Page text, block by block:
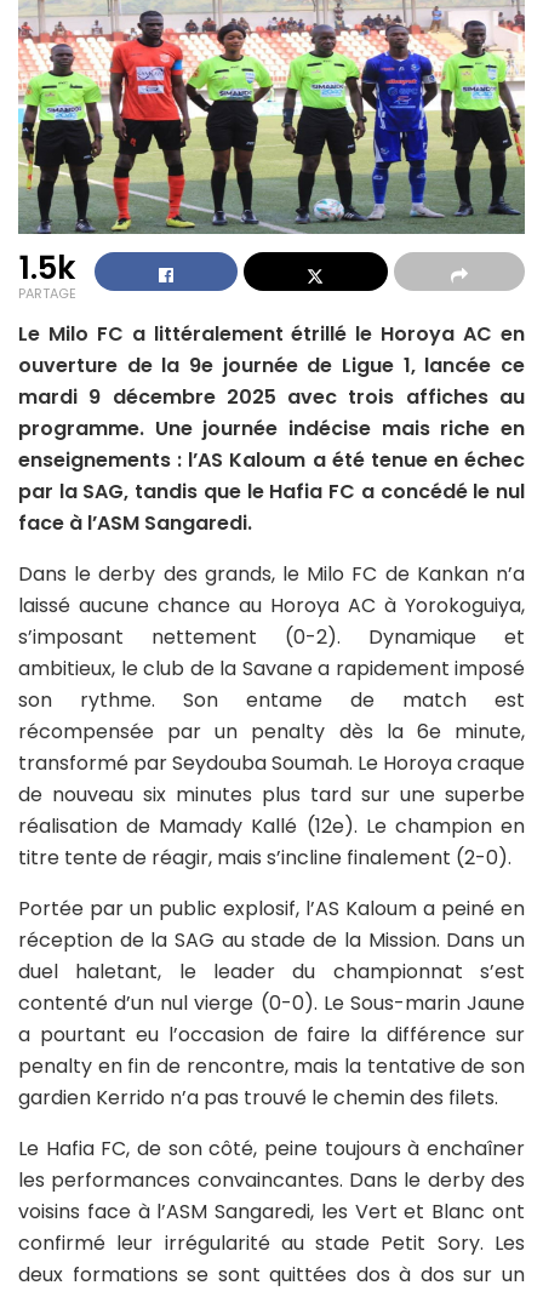
1.5k
PARTAGE
Le Milo FC a littéralement étrillé le Horoya AC en
ouverture de la 9e journée de Ligue 1, lancée ce
mardi 9 décembre 2025 avec trois affiches au
programme. Une journée indécise mais riche en
enseignements : l’AS Kaloum a été tenue en échec
par la SAG, tandis que le Hafia FC a concédé le nul
face à l’ASM Sangaredi.
Dans le derby des grands, le Milo FC de Kankan n’a
laissé aucune chance au Horoya AC à Yorokoguiya,
s’imposant nettement (0-2). Dynamique et
ambitieux, le club de la Savane a rapidement imposé
son rythme. Son entame de match est
récompensée par un penalty dès la 6e minute,
transformé par Seydouba Soumah. Le Horoya craque
de nouveau six minutes plus tard sur une superbe
réalisation de Mamady Kallé (12e). Le champion en
titre tente de réagir, mais s’incline finalement (2-0).
Portée par un public explosif, l’AS Kaloum a peiné en
réception de la SAG au stade de la Mission. Dans un
duel haletant, le leader du championnat s’est
contenté d’un nul vierge (0-0). Le Sous-marin Jaune
a pourtant eu l’occasion de faire la différence sur
penalty en fin de rencontre, mais la tentative de son
gardien Kerrido n’a pas trouvé le chemin des filets.
Le Hafia FC, de son côté, peine toujours à enchaîner
les performances convaincantes. Dans le derby des
voisins face à l’ASM Sangaredi, les Vert et Blanc ont
confirmé leur irrégularité au stade Petit Sory. Les
deux formations se sont quittées dos à dos sur un